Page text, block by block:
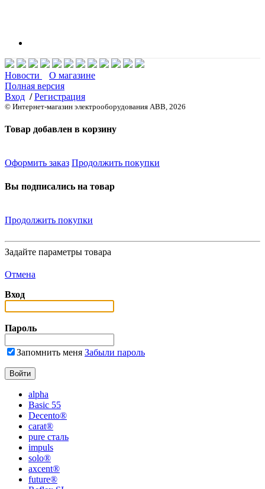
Новости
О магазине
Полная версия
Вход / Регистрация
© Интернет-магазин электрооборудования ABB, 2026
Товар добавлен в корзину
Оформить заказ Продолжить покупки
Вы подписались на товар
Продолжить покупки
Задайте параметры товара
Отмена
Вход
Пароль
Запомнить меня Забыли пароль
alpha
Basic 55
Decento®
carat®
pure сталь
impuls
solo®
axcent®
future®